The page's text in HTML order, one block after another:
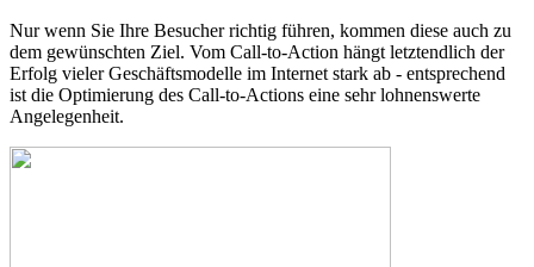
Nur wenn Sie Ihre Besucher richtig führen, kommen diese auch zu
dem gewünschten Ziel. Vom Call-to-Action hängt letztendlich der
Erfolg vieler Geschäftsmodelle im Internet stark ab - entsprechend
ist die Optimierung des Call-to-Actions eine sehr lohnenswerte
Angelegenheit.